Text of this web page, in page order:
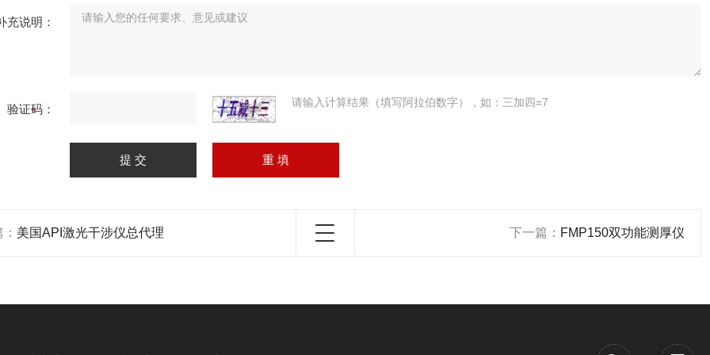
充说明：
验证码： 请输入计算结果（填写阿拉伯数字），如：三加四=7
美国API激光干涉仪总代理 下一篇： FMP150双功能测厚仪